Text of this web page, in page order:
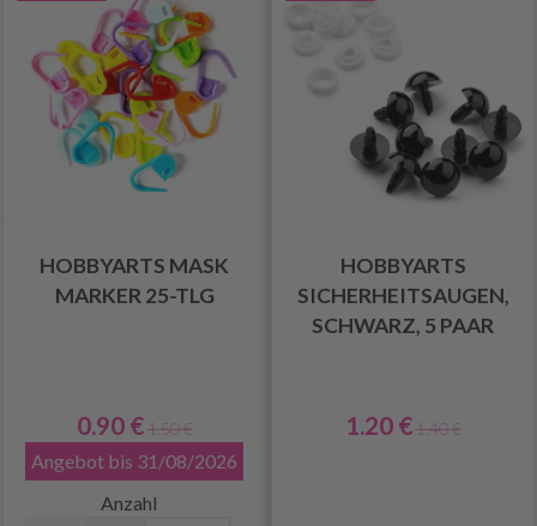
HOBBYARTS MASK
MARKER 25-TLG
0.90 € 1.50 €
Angebot bis 31/08/2026
Anzahl
HOBBYARTS
SICHERHEITSAUGEN,
SCHWARZ, 5 PAAR
1.20 € 1.40 €